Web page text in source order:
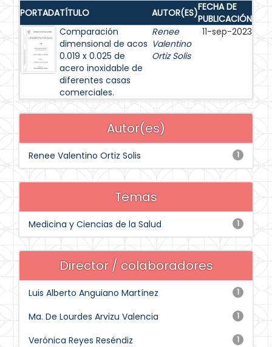
PORTADATÍTULO AUTOR(ES)FECHA DE
PUBLICACIÓN
Comparación
dimensional de acos
0.019 x 0.025 de
acero inoxidable de
diferentes casas
comerciales.
Renee
Valentino
Ortiz Solis
11-sep-2023
Autor(es)
1
Renee Valentino Ortiz Solis
Temas
1
Medicina y Ciencias de la Salud
Director / colaboradores
1
Luis Alberto Anguiano Martínez
1
Ma. De Lourdes Arvizu Valencia
1
Verónica Reyes Reséndiz